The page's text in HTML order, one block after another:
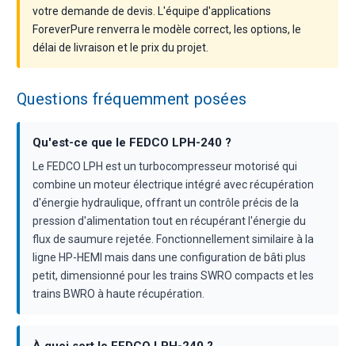
votre demande de devis. L'équipe d'applications
ForeverPure renverra le modèle correct, les options, le
délai de livraison et le prix du projet.
Questions fréquemment posées
Qu'est-ce que le FEDCO LPH-240 ?
Le FEDCO LPH est un turbocompresseur motorisé qui
combine un moteur électrique intégré avec récupération
d'énergie hydraulique, offrant un contrôle précis de la
pression d'alimentation tout en récupérant l'énergie du
flux de saumure rejetée. Fonctionnellement similaire à la
ligne HP-HEMI mais dans une configuration de bâti plus
petit, dimensionné pour les trains SWRO compacts et les
trains BWRO à haute récupération.